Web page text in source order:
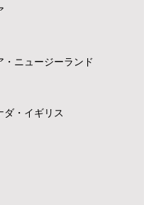
・ニュージーランド
ダ・イギリス